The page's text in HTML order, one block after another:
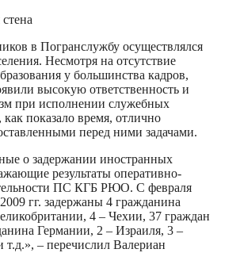
в Погранслужбу осуществлялся
Несмотря на отсутствие
у большинства кадров,
высокую ответственность и
при исполнении служебных
как показало время, отлично
перед ними задачами.
о задержании иностранных
результаты оперативно-
ПС КГБ РЮО. С февраля
гг. задержаны 4 гражданина
4 – Чехии, 37 граждан
Германии, 2 – Израиля, 3 –
т.д.», – перечислил Валериан